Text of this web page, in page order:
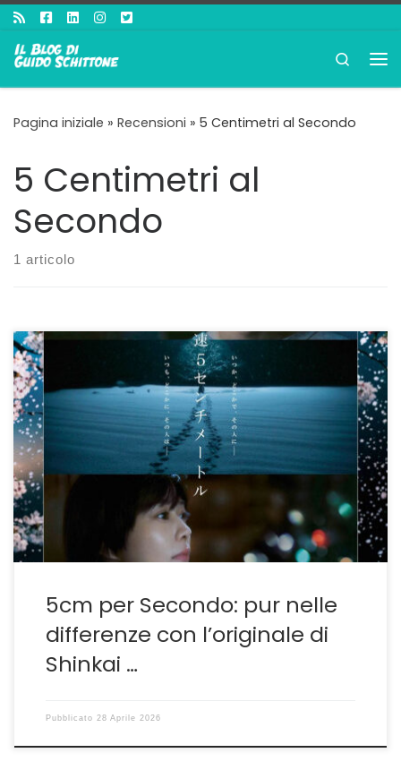
Passa al contenuto
Search
Pagina iniziale » Recensioni » 5 Centimetri al Secondo
5 Centimetri al
Secondo
1 articolo
Dal cartoon al live action Creare una trasposizione
filmica di un’opera di animazione, oltre tutto superba,
non è così semplice come potrebbe apparire in un
primo momento. Nel caso specifico si parla del
capolavoro di Makoto Shinkai 5 Centimetri al Secondo
che il fotografo giapponese Yoshiyuki Okuyama ha
voluto riproporre […]
5cm per Secondo: pur nelle
differenze con l’originale di
Shinkai …
Pubblicato 28 Aprile 2026